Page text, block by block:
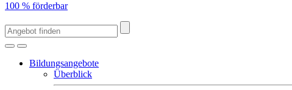
100 % förderbar
Bildungsangebote
Überblick